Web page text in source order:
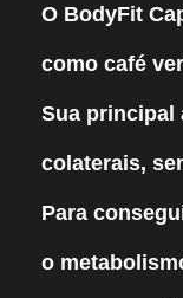
O BodyFit
como café
Sua principal
colaterais,
Para
o